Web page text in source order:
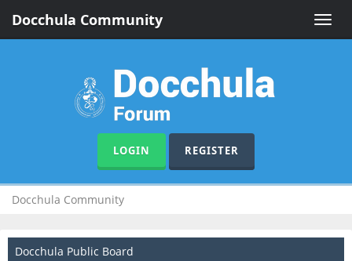
Toggle
Docchula Community
LOGIN REGISTER
Docchula Community
Docchula Public Board